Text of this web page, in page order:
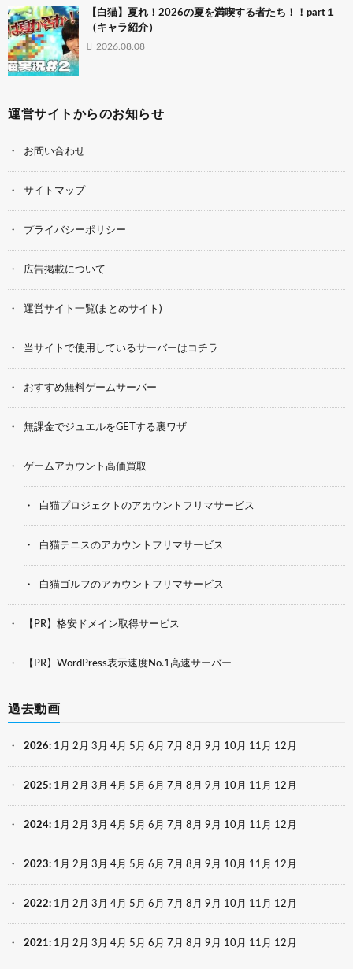
【白猫】夏れ！2026の夏を満喫する者たち！！part１
（キャラ紹介）
2026.08.08
運営サイトからのお知らせ
お問い合わせ
サイトマップ
プライバシーポリシー
広告掲載について
運営サイト一覧(まとめサイト)
当サイトで使用しているサーバーはコチラ
おすすめ無料ゲームサーバー
無課金でジュエルをGETする裏ワザ
ゲームアカウント高価買取
白猫プロジェクトのアカウントフリマサービス
白猫テニスのアカウントフリマサービス
白猫ゴルフのアカウントフリマサービス
【PR】格安ドメイン取得サービス
【PR】WordPress表示速度No.1高速サーバー
過去動画
2026: 1月 2月 3月 4月 5月 6月 7月 8月 9月 10月 11月 12月
2025: 1月 2月 3月 4月 5月 6月 7月 8月 9月 10月 11月 12月
2024: 1月 2月 3月 4月 5月 6月 7月 8月 9月 10月 11月 12月
2023: 1月 2月 3月 4月 5月 6月 7月 8月 9月 10月 11月 12月
2022: 1月 2月 3月 4月 5月 6月 7月 8月 9月 10月 11月 12月
2021: 1月 2月 3月 4月 5月 6月 7月 8月 9月 10月 11月 12月